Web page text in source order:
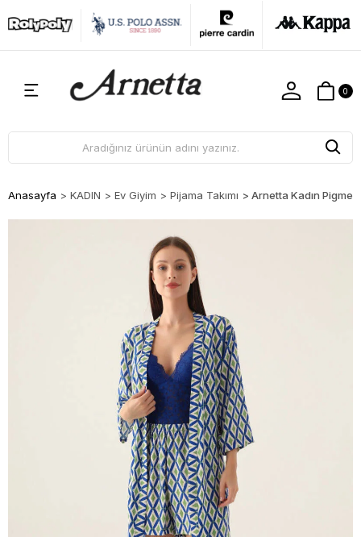
0
Anasayfa > KADIN > Ev Giyim > Pijama Takımı > Arnetta Kadın